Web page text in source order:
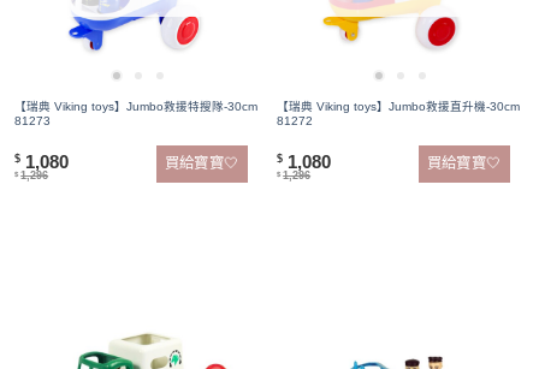
【瑞典 Viking toys】Jumbo救援特搜隊-30cm
81273
$ 1,080
$ 1,296
買給寶寶🤍
【瑞典 Viking toys】Jumbo救援直升機-30cm
81272
$ 1,080
$ 1,296
買給寶寶🤍